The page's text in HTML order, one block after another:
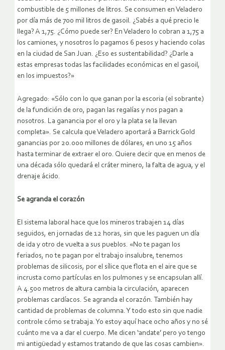
combustible de 5 millones de litros. Se consumen en Veladero
por día más de 700 mil litros de gasoil. ¿Sabés a qué precio le
llega? A 1,75. ¿Cómo puede ser? En Veladero lo cobran a 1,75 a
los camiones, y nosotros lo pagamos 6 pesos y haciendo colas
en la ciudad de San Juan. ¿Eso es sustentabilidad? ¿Darle a
estas empresas todas las facilidades económicas en el gasoil,
en los impuestos?»
Agregado: «Sólo con lo que ganan por la escoria (el sobrante)
de la fundición de oro, pagan las regalías y nos pagan a
nosotros. La ganancia por el oro y la plata se la llevan
completa». Se calcula que Veladero aportará a Barrick Gold
ganancias por 20.000 millones de dólares, en uno 15 años
hasta terminar de extraer el oro. Quiere decir que en menos de
una década sólo quedará el cráter minero, la falta de agua, y el
drenaje ácido.
Se agranda el corazón
El sistema laboral hace que los mineros trabajen 14 días
seguidos, en jornadas de 12 horas, sin que les paguen un día
de ida y otro de vuelta a sus pueblos. «No te pagan los
feriados, no te pagan por el trabajo insalubre, tenemos
problemas de silicosis, por el sílice que flota en el aire que se
incrusta como partículas en los pulmones y se encapsulan allí.
A 4.500 metros de altura cambia la circulación, aparecen
problemas cardíacos. Se agranda el corazón. También hay
cantidad de problemas de columna. Y todo esto sin que nadie
controle cómo se trabaja. Yo estoy aquí hace ocho años y no sé
cuánto me va a dar el cuerpo. Me dicen ‘andate’ pero yo tengo
mi antigüedad y estamos tratando de que las cosas cambien».